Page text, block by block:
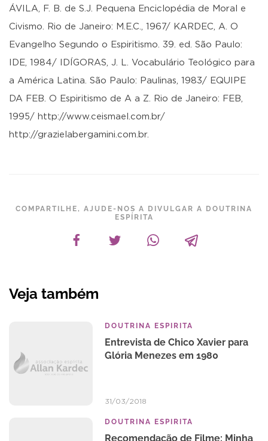
ÁVILA, F. B. de S.J. Pequena Enciclopédia de Moral e
Civismo. Rio de Janeiro: M.E.C., 1967/ KARDEC, A. O
Evangelho Segundo o Espiritismo. 39. ed. São Paulo:
IDE, 1984/ IDÍGORAS, J. L. Vocabulário Teológico para
a América Latina. São Paulo: Paulinas, 1983/ EQUIPE
DA FEB. O Espiritismo de A a Z. Rio de Janeiro: FEB,
1995/ http://www.ceismael.com.br/
http://grazielabergamini.com.br.
COMPARTILHE, AJUDE-NOS A DIVULGAR A DOUTRINA
ESPÍRITA
Veja também
DOUTRINA ESPIRITA
Entrevista de Chico Xavier para
Glória Menezes em 1980
31/03/2018
DOUTRINA ESPIRITA
Recomendação de Filme: Minha